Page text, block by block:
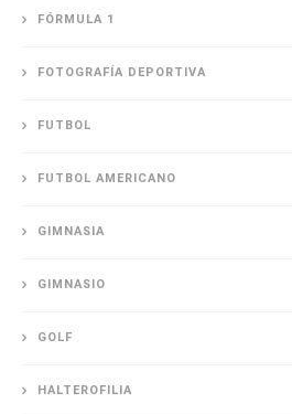
FÓRMULA 1
FOTOGRAFÍA DEPORTIVA
FUTBOL
FUTBOL AMERICANO
GIMNASIA
GIMNASIO
GOLF
HALTEROFILIA